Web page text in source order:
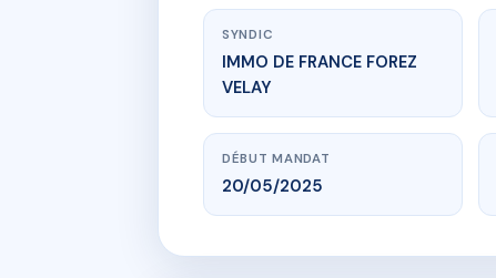
SYNDIC
IMMO DE FRANCE FOREZ
VELAY
DÉBUT MANDAT
20/05/2025